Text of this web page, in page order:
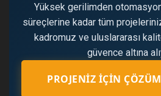
Yüksek gerilimden
süreçlerine kadar tüm
kadromuz ve uluslararası
güvence altına
PROJENIZ İÇIN